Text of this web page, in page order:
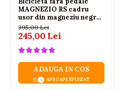
MAGNEZIO RS cadru
usor din magneziu negru
3-6 ani
395,00 Lei
245,00 Lei
ADAUGA IN COS
APROAPE EPUIZAT